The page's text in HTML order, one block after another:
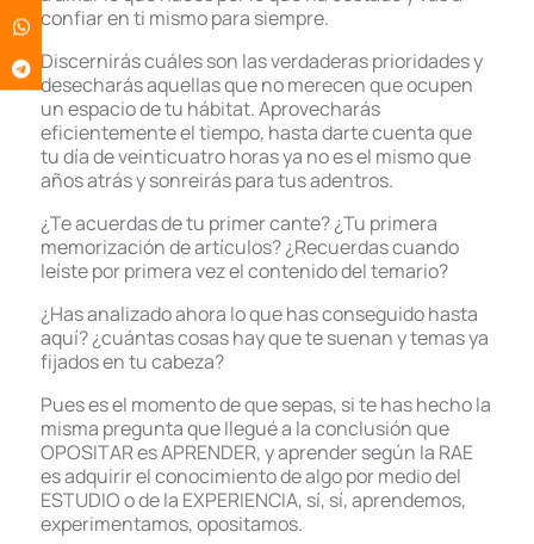
confiar en ti mismo para siempre.
Discernirás cuáles son las verdaderas prioridades y
desecharás aquellas que no merecen que ocupen
un espacio de tu hábitat. Aprovecharás
eficientemente el tiempo, hasta darte cuenta que
tu día de veinticuatro horas ya no es el mismo que
años atrás y sonreirás para tus adentros.
¿Te acuerdas de tu primer cante? ¿Tu primera
memorización de artículos? ¿Recuerdas cuando
leíste por primera vez el contenido del temario?
¿Has analizado ahora lo que has conseguido hasta
aquí? ¿cuántas cosas hay que te suenan y temas ya
fijados en tu cabeza?
Pues es el momento de que sepas, si te has hecho la
misma pregunta que llegué a la conclusión que
OPOSITAR es APRENDER, y aprender según la RAE
es adquirir el conocimiento de algo por medio del
ESTUDIO o de la EXPERIENCIA, sí, sí, aprendemos,
experimentamos, opositamos.